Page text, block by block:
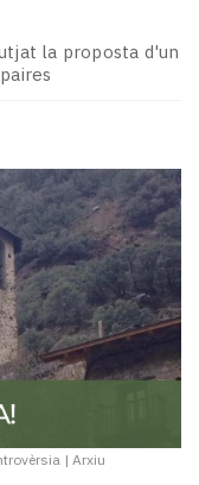
la proposta d'un
| Arxiu